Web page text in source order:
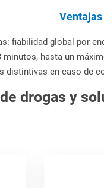
fiabilidad global por
hasta un
distintivas en caso de
drogas y